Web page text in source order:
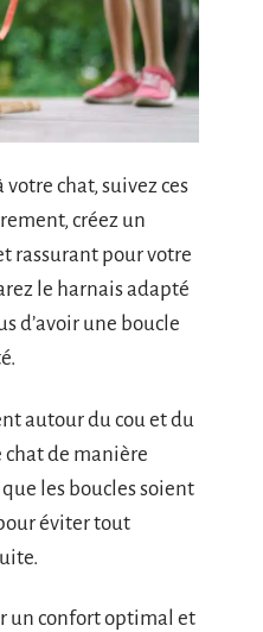
chat, suivez ces
créez un
rassurant pour votre
le harnais adapté
d’avoir une boucle
autour du cou et du
de manière
les boucles soient
éviter tout
un confort optimal et